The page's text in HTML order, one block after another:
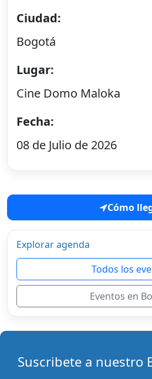
Ciudad:
Bogotá
Lugar:
Cine Domo Maloka
Fecha:
08 de Julio de 2026
Cómo
Explorar agenda
Todos los
Eventos en
Suscribete a nuestro